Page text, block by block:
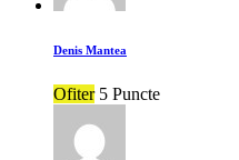
Denis Mantea
Ofiter 5 Puncte